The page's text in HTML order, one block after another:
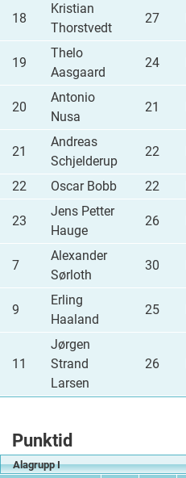
18
Kristian
Thorstvedt
27
19
Thelo
Aasgaard
24
20
Antonio
Nusa
21
21
Andreas
Schjelderup
22
22 Oscar Bobb 22
23
Jens Petter
Hauge
26
7
Alexander
Sørloth
30
9
Erling
Haaland
25
11
Jørgen
Strand
Larsen
26
Punktid
Alagrupp I